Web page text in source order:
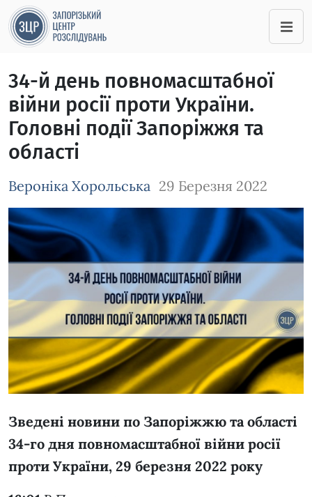
34-й день повномасштабної
війни росії проти України.
Головні події Запоріжжя та
області
Вероніка Хорольська 29 Березня 2022
Зображення завантажується
Зведені новини по Запоріжжю та області
34-го дня повномасштабної війни росії
проти України, 29 березня 2022 року